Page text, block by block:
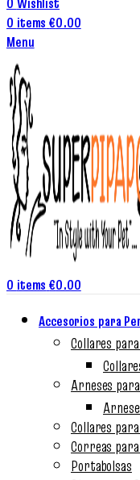
0 items €0.00
Menu
0 items €0.00
Accesorios para
Collares
Arneses
Collares
Correas
Portabolsas